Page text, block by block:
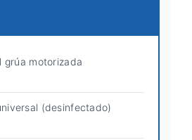
grúa motorizada
(desinfectado)